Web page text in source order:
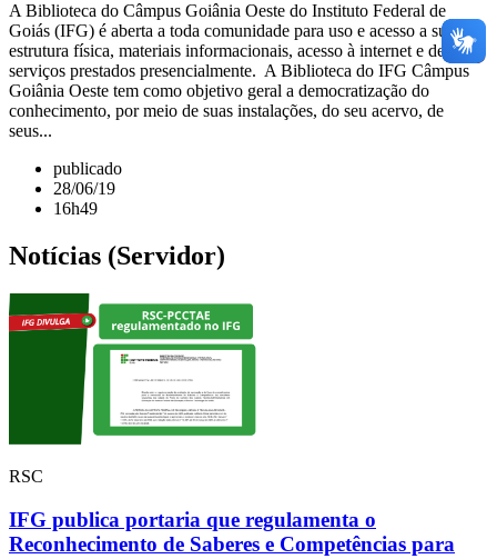
A Biblioteca do Câmpus Goiânia Oeste do Instituto Federal de
Goiás (IFG) é aberta a toda comunidade para uso e acesso a sua
estrutura física, materiais informacionais, acesso à internet e demais
serviços prestados presencialmente. A Biblioteca do IFG Câmpus
Goiânia Oeste tem como objetivo geral a democratização do
conhecimento, por meio de suas instalações, do seu acervo, de
seus...
publicado
28/06/19
16h49
Notícias (Servidor)
RSC
IFG publica portaria que regulamenta o
Reconhecimento de Saberes e Competências para